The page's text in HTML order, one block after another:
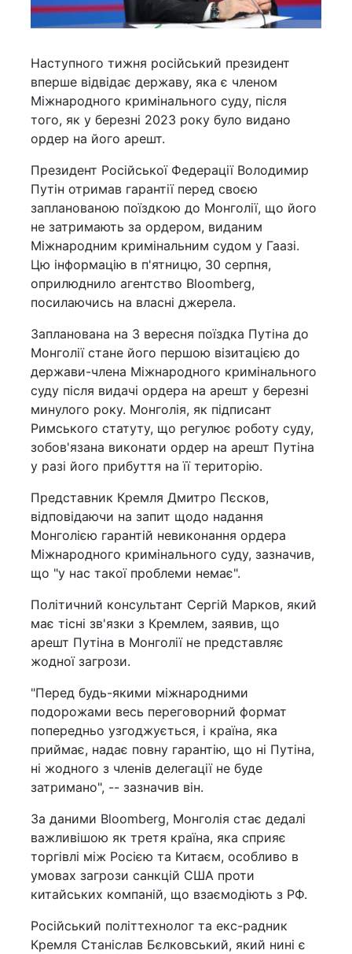
Наступного тижня російський президент
вперше відвідає державу, яка є членом
Міжнародного кримінального суду, після
того, як у березні 2023 року було видано
ордер на його арешт.
Президент Російської Федерації Володимир
Путін отримав гарантії перед своєю
запланованою поїздкою до Монголії, що його
не затримають за ордером, виданим
Міжнародним кримінальним судом у Гаазі.
Цю інформацію в п'ятницю, 30 серпня,
оприлюднило агентство Bloomberg,
посилаючись на власні джерела.
Запланована на 3 вересня поїздка Путіна до
Монголії стане його першою візитацією до
держави-члена Міжнародного кримінального
суду після видачі ордера на арешт у березні
минулого року. Монголія, як підписант
Римського статуту, що регулює роботу суду,
зобов'язана виконати ордер на арешт Путіна
у разі його прибуття на її територію.
Представник Кремля Дмитро Пєсков,
відповідаючи на запит щодо надання
Монголією гарантій невиконання ордера
Міжнародного кримінального суду, зазначив,
що "у нас такої проблеми немає".
Політичний консультант Сергій Марков, який
має тісні зв'язки з Кремлем, заявив, що
арешт Путіна в Монголії не представляє
жодної загрози.
"Перед будь-якими міжнародними
подорожами весь переговорний формат
попередньо узгоджується, і країна, яка
приймає, надає повну гарантію, що ні Путіна,
ні жодного з членів делегації не буде
затримано", -- зазначив він.
За даними Bloomberg, Монголія стає дедалі
важливішою як третя країна, яка сприяє
торгівлі між Росією та Китаєм, особливо в
умовах загрози санкцій США проти
китайських компаній, що взаємодіють з РФ.
Російський політтехнолог та екс-радник
Кремля Станіслав Бєлковський, який нині є